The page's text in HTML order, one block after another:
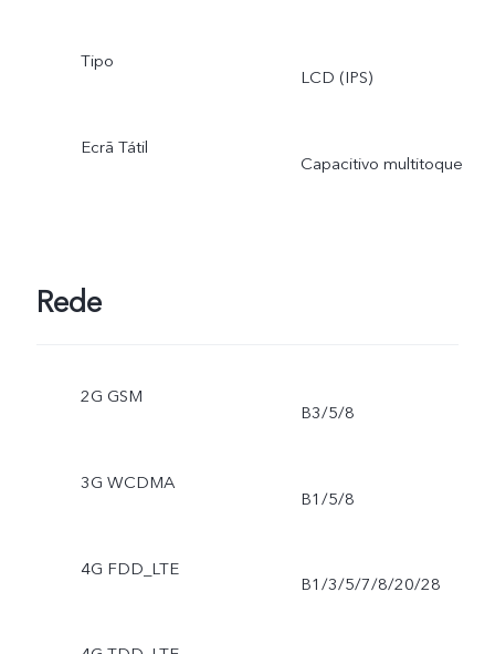
Tipo
LCD (IPS)
Ecrã Tátil
Capacitivo multitoque
Rede
2G GSM
B3/5/8
3G WCDMA
B1/5/8
4G FDD_LTE
B1/3/5/7/8/20/28